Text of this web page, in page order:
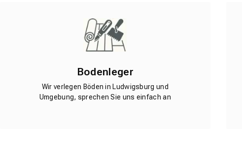
Bodenleger
Wir verlegen Böden in Ludwigsburg und
Umgebung, sprechen Sie uns einfach an